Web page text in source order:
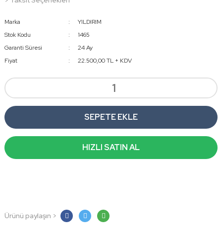
Marka
YILDIRIM
Stok Kodu
1465
Garanti Süresi
24 Ay
Fiyat
22.500,00 TL + KDV
SEPETE EKLE
HIZLI SATIN AL
Ürünü paylaşın >